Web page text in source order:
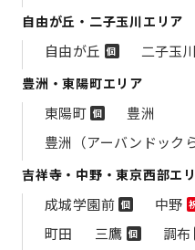
自由が丘・二子玉川エリア
自由が丘 個 二子玉川
豊洲・東陽町エリア
東陽町 個
豊洲
豊洲（アーバンドック
吉祥寺・中野・東京西部エ
成城学園前 個 中野
町田
三鷹 個 調布